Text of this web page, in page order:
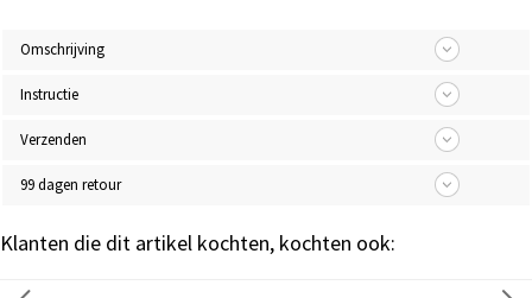
Omschrijving
Instructie
Verzenden
99 dagen retour
Klanten die dit artikel kochten, kochten ook: